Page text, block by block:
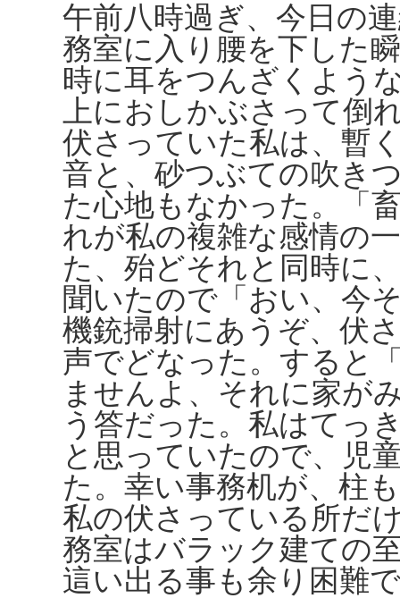
午前八時過ぎ、今日の
務室に入り腰を下した
時に耳をつんざくよう
上におしかぶさって倒
伏さっていた私は、暫
音と、砂つぶての吹き
た心地もなかった。「
れが私の複雑な感情の
た、殆どそれと同時に
聞いたので「おい、今
機銃掃射にあうぞ、伏
声でどなった。すると
ませんよ、それに家が
う答だった。私はてっ
と思っていたので、児
た。幸い事務机が、柱
私の伏さっている所だ
務室はバラック建ての
這い出る事も余り困難